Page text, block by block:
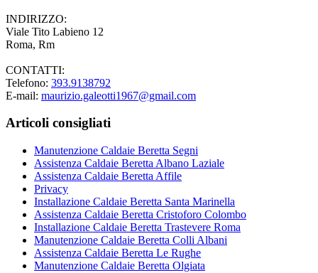
INDIRIZZO:
Viale Tito Labieno 12
Roma, Rm
CONTATTI:
Telefono: 393.9138792
E-mail: maurizio.galeotti1967@gmail.com
Articoli consigliati
Manutenzione Caldaie Beretta Segni
Assistenza Caldaie Beretta Albano Laziale
Assistenza Caldaie Beretta Affile
Privacy
Installazione Caldaie Beretta Santa Marinella
Assistenza Caldaie Beretta Cristoforo Colombo
Installazione Caldaie Beretta Trastevere Roma
Manutenzione Caldaie Beretta Colli Albani
Assistenza Caldaie Beretta Le Rughe
Manutenzione Caldaie Beretta Olgiata